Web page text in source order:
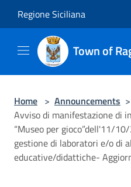
Regione Siciliana
Town of
Home > Announcements >
Avviso di manifestazione di
“Museo per gioco”dell'11/
gestione di laboratori e/o di
educative/didattiche-